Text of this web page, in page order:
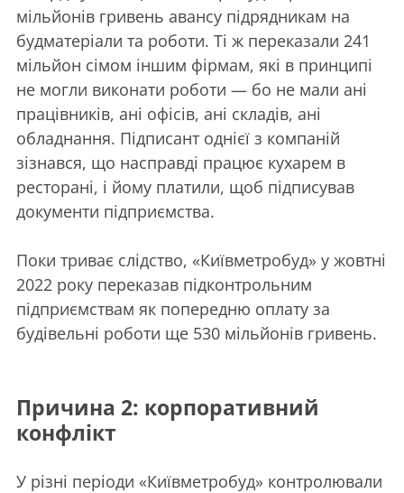
мільйонів гривень авансу підрядникам на
будматеріали та роботи. Ті ж переказали 241
мільйон сімом іншим фірмам, які в принципі
не могли виконати роботи — бо не мали ані
працівників, ані офісів, ані складів, ані
обладнання. Підписант однієї з компаній
зізнався, що насправді працює кухарем в
ресторані, і йому платили, щоб підписував
документи підприємства.
Поки триває слідство, «Київметробуд» у жовтні
2022 року переказав підконтрольним
підприємствам як попередню оплату за
будівельні роботи ще 530 мільйонів гривень.
Причина 2: корпоративний
конфлікт
У різні періоди «Київметробуд» контролювали